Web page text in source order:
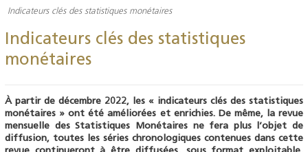
Indicateurs clés des statistiques monétaires
Indicateurs clés des statistiques
monétaires
À partir de décembre 2022, les « indicateurs clés des statistiques
monétaires » ont été améliorées et enrichies. De même, la revue
mensuelle des Statistiques Monétaires ne fera plus l’objet de
diffusion, toutes les séries chronologiques contenues dans cette